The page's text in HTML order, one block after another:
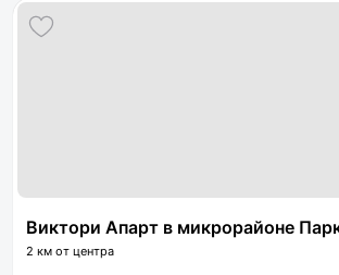
Виктори Апарт в микрорайоне
2 км от центра